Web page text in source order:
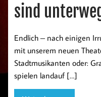
sind
Endlich – nach einigen
mit unserem neuen
Stadtmusikanten oder:
spielen landauf […]